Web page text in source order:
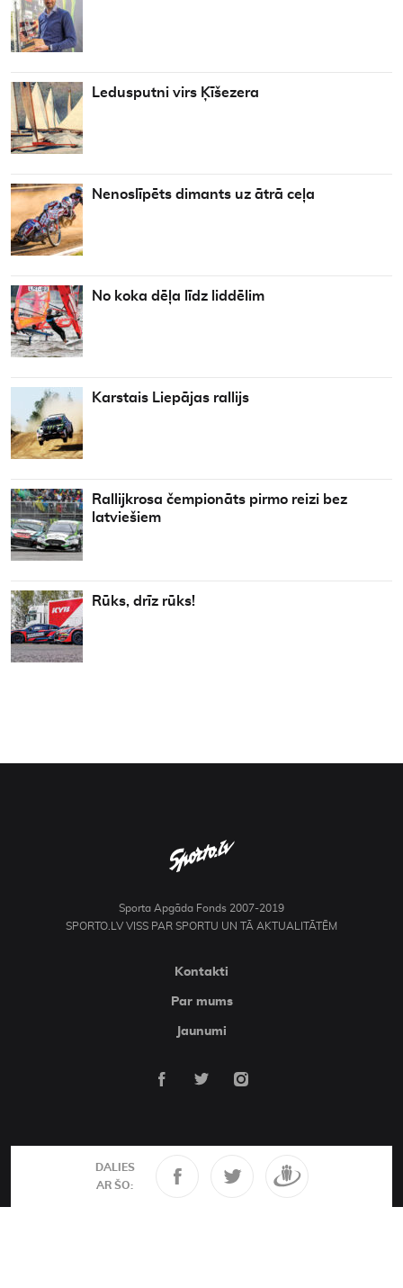
DALIES
AR ŠO:
Ledusputni virs Ķīšezera
Nenoslīpēts dimants uz ātrā ceļa
No koka dēļa līdz liddēlim
Karstais Liepājas rallijs
Rallijkrosa čempionāts pirmo reizi bez
latviešiem
Rūks, drīz rūks!
Sporta Apgāda Fonds 2007-2019
SPORTO.LV VISS PAR SPORTU UN TĀ AKTUALITĀTĒM
Kontakti
Par mums
Jaunumi